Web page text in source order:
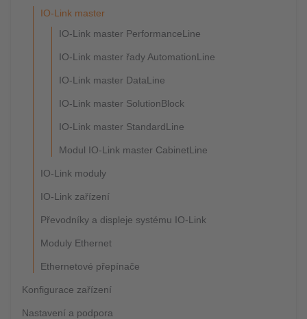
IO-Link master
IO-Link master PerformanceLine
IO-Link master řady AutomationLine
IO-Link master DataLine
IO-Link master SolutionBlock
IO-Link master StandardLine
Modul IO-Link master CabinetLine
IO-Link moduly
IO-Link zařízení
Převodníky a displeje systému IO-Link
Moduly Ethernet
Ethernetové přepínače
Konfigurace zařízení
Nastavení a podpora